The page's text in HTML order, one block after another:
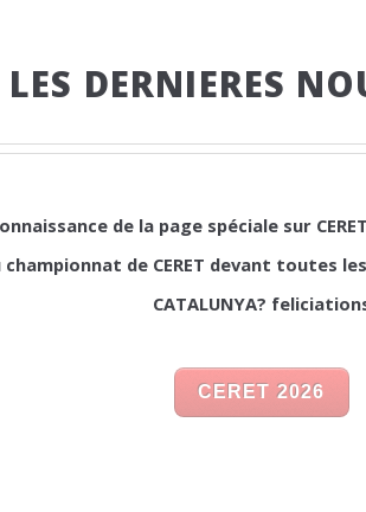
LES DERNIERES
de la page spéciale sur
championnat de CERET devant toutes
CATALUNYA?
CERET 2026